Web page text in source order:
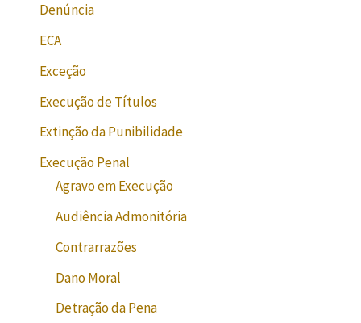
Denúncia
ECA
Exceção
Execução de Títulos
Extinção da Punibilidade
Execução Penal
Agravo em Execução
Audiência Admonitória
Contrarrazões
Dano Moral
Detração da Pena